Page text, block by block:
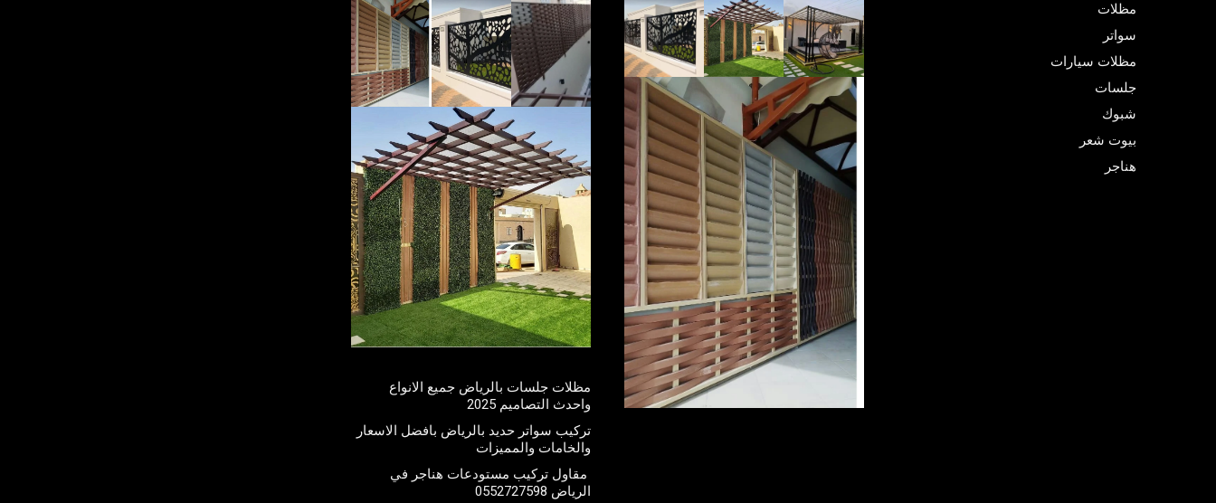
مظلات
سواتر
مظلات سيارات
جلسات
شبوك
بيوت شعر
هناجر
مظلات جلسات بالرياض جميع الانواع
واحدث التصاميم 2025
تركيب سواتر حديد بالرياض بافضل الاسعار
والخامات والمميزات
مقاول تركيب مستودعات هناجر في
الرياض 0552727598